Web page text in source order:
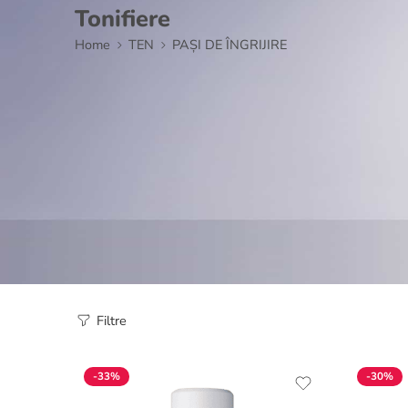
Tonifiere
Home TEN PAȘI DE ÎNGRIJIRE
Filtre
-33% -30%